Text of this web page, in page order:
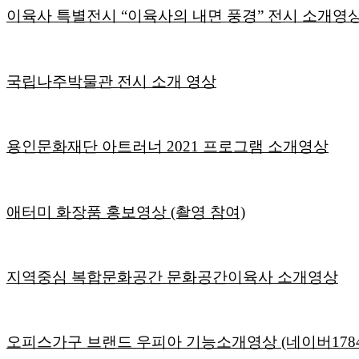
이육사 특별전시 “이육사의 내면 풍경” 전시 소개영
국립나주박물관 전시 소개 영상
용인문화재단 아트러너 2021 프로그램 소개영상
애터미 화장품 홍보영상 (촬영 참여)
지역중심 복합문화공간 문화공간이육사 소개영상
오피스가구 브랜드 우피아 기능소개영상 (네이버